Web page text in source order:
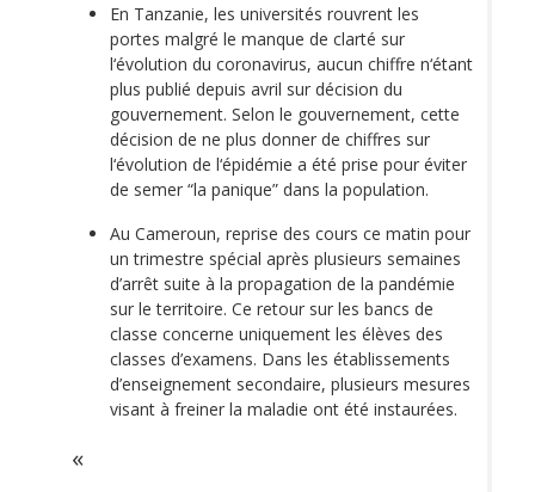
En Tanzanie, les universités rouvrent les
portes malgré le manque de clarté sur
l‘évolution du coronavirus, aucun chiffre n‘étant
plus publié depuis avril sur décision du
gouvernement. Selon le gouvernement, cette
décision de ne plus donner de chiffres sur
l‘évolution de l‘épidémie a été prise pour éviter
de semer “la panique” dans la population.
Au Cameroun, reprise des cours ce matin pour
un trimestre spécial après plusieurs semaines
d’arrêt suite à la propagation de la pandémie
sur le territoire. Ce retour sur les bancs de
classe concerne uniquement les élèves des
classes d’examens. Dans les établissements
d’enseignement secondaire, plusieurs mesures
visant à freiner la maladie ont été instaurées.